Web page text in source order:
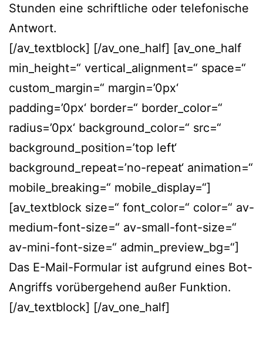
Stunden eine schriftliche oder telefonische
Antwort.
[/av_textblock] [/av_one_half] [av_one_half
min_height=“ vertical_alignment=“ space=“
custom_margin=“ margin=’0px‘
padding=’0px‘ border=“ border_color=“
radius=’0px‘ background_color=“ src=“
background_position=’top left‘
background_repeat=’no-repeat‘ animation=“
mobile_breaking=“ mobile_display=“]
[av_textblock size=“ font_color=“ color=“ av-
medium-font-size=“ av-small-font-size=“
av-mini-font-size=“ admin_preview_bg=“]
Das E-Mail-Formular ist aufgrund eines Bot-
Angriffs vorübergehend außer Funktion.
[/av_textblock] [/av_one_half]